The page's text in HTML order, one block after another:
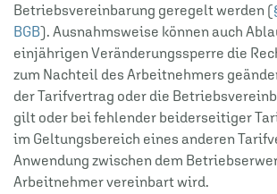
Betriebsvereinbarung geregelt werden (
BGB). Ausnahmsweise können auch
einjährigen Veränderungssperre die
zum Nachteil des Arbeitnehmers
der Tarifvertrag oder die
gilt oder bei fehlender beiderseitiger
im Geltungsbereich eines anderen
Anwendung zwischen dem
Arbeitnehmer vereinbart wird.